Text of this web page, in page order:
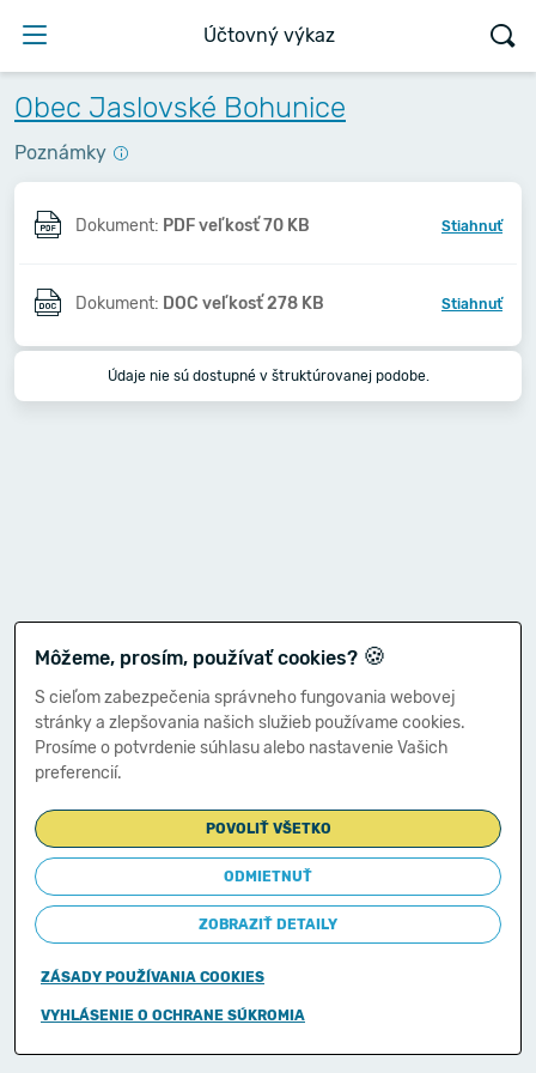
Účtovný výkaz
Obec Jaslovské Bohunice
Poznámky
Dokument: PDF veľkosť 70 KB Stiahnuť
Dokument: DOC veľkosť 278 KB Stiahnuť
Údaje nie sú dostupné v štruktúrovanej podobe.
Môžeme, prosím, používať cookies? 🍪
S cieľom zabezpečenia správneho fungovania webovej
stránky a zlepšovania našich služieb používame cookies.
Prosíme o potvrdenie súhlasu alebo nastavenie Vašich
preferencií.
POVOLIŤ VŠETKO
ODMIETNUŤ
ZOBRAZIŤ DETAILY
ZÁSADY POUŽÍVANIA COOKIES
VYHLÁSENIE O OCHRANE SÚKROMIA
Copyright © 2011-2026